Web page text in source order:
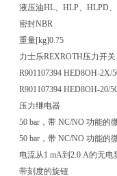
液压油HL、HLP、HLPD
密封NBR
重量[kg]0.75
力士乐REXROTH压力开关
R901107394 HED8OH-2X/
R901107394 HED8OH-20/
压力继电器
50 bar，带 NC/NO 功能的
50 bar，带 NC/NO 功能的
电流从1 mA到2.0 A的无
带刻度的旋钮